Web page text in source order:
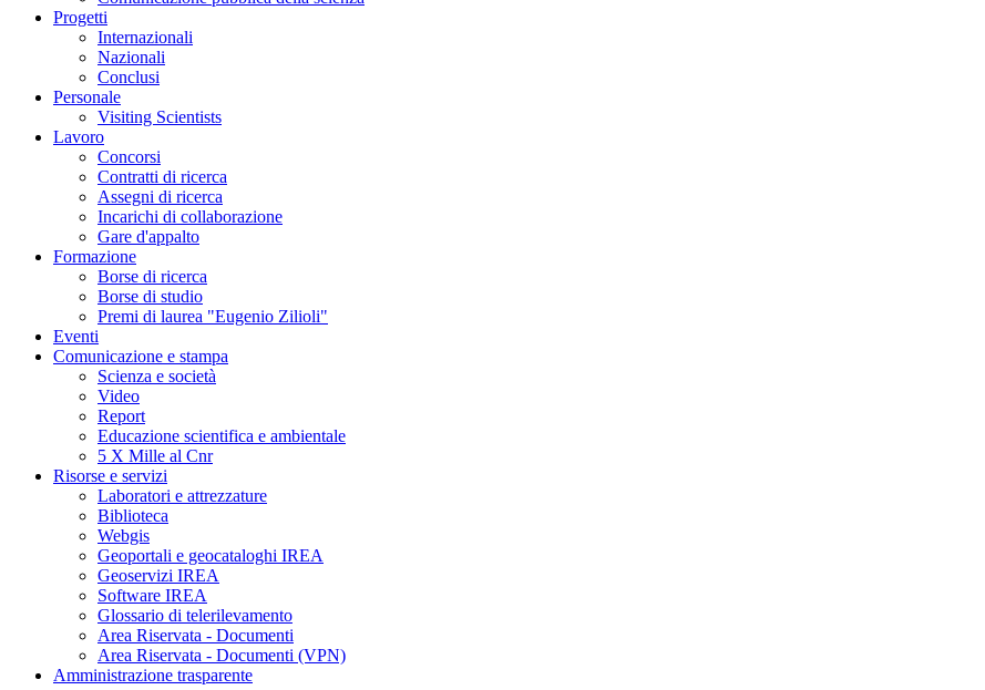
Progetti
Internazionali
Nazionali
Conclusi
Personale
Visiting Scientists
Lavoro
Concorsi
Contratti di ricerca
Assegni di ricerca
Incarichi di collaborazione
Gare d'appalto
Formazione
Borse di ricerca
Borse di studio
Premi di laurea "Eugenio Zilioli"
Eventi
Comunicazione e stampa
Scienza e società
Video
Report
Educazione scientifica e ambientale
5 X Mille al Cnr
Risorse e servizi
Laboratori e attrezzature
Biblioteca
Webgis
Geoportali e geocataloghi IREA
Geoservizi IREA
Software IREA
Glossario di telerilevamento
Area Riservata - Documenti
Area Riservata - Documenti (VPN)
Amministrazione trasparente